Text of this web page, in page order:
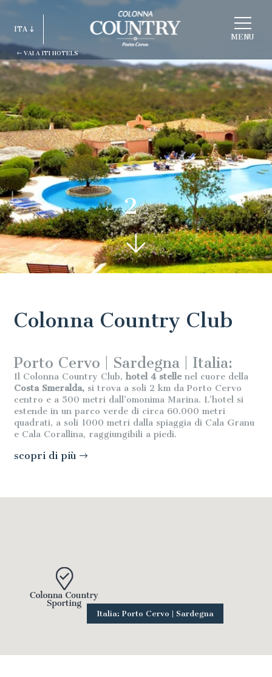
MENU
VAI A ITI HOTELS
ITA
ITA
DEU
ESP
RUS
1/2
Colonna Country Club
Porto Cervo | Sardegna | Italia:
Il Colonna Country Club, hotel 4 stellenel cuore della
Costa Smeralda, si trova a soli 2 km da Porto Cervo
centro e a 500 metri dall’omonima Marina. L’hotel si
estende in un parco verde di circa 60.000 metri
quadrati, a soli 1000 metri dalla spiaggia di Cala Granu
e Cala Corallina, raggiungibili a piedi.
scopri di più
Italia: Porto Cervo | Sardegna